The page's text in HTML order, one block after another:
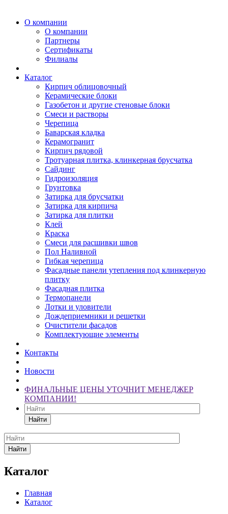
О компании
О компании
Партнеры
Сертификаты
Филиалы
Каталог
Кирпич облицовочный
Керамические блоки
Газобетон и другие стеновые блоки
Смеси и растворы
Черепица
Баварская кладка
Керамогранит
Кирпич рядовой
Тротуарная плитка, клинкерная брусчатка
Сайдинг
Гидроизоляция
Грунтовка
Затирка для брусчатки
Затирка для кирпича
Затирка для плитки
Клей
Краска
Смеси для расшивки швов
Пол Наливной
Гибкая черепица
Фасадные панели утепления под клинкерную
плитку
Фасадная плитка
Термопанели
Лотки и уловители
Дождеприемники и решетки
Очистители фасадов
Комплектующие элементы
Контакты
Новости
ФИНАЛЬНЫЕ ЦЕНЫ УТОЧНИТ МЕНЕДЖЕР
КОМПАНИИ!
Найти
Найти
Каталог
Главная
Каталог